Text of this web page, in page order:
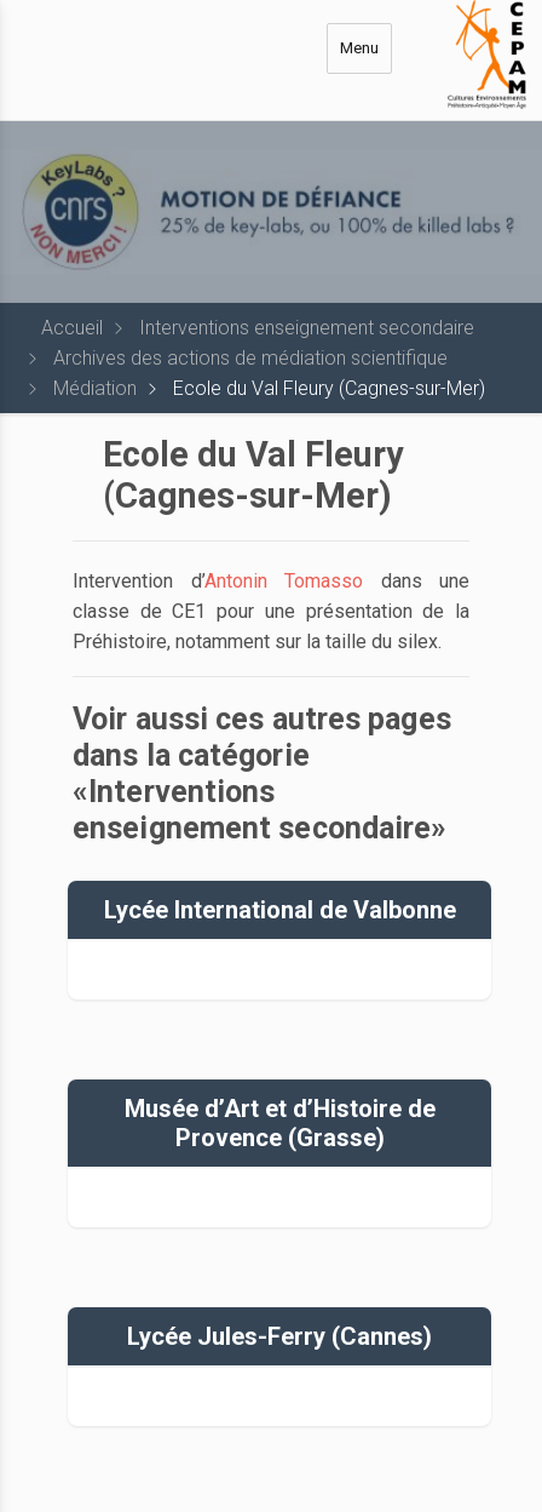
Menu
Accueil
Interventions enseignement secondaire
Archives des actions de médiation scientifique
Médiation
Ecole du Val Fleury (Cagnes-sur-Mer)
Ecole du Val Fleury
(Cagnes-sur-Mer)
Intervention d’Antonin Tomasso dans une
classe de CE1 pour une présentation de la
Préhistoire, notamment sur la taille du silex.
Voir aussi ces autres pages
dans la catégorie
«Interventions
enseignement secondaire»
Lycée International de Valbonne
Musée d’Art et d’Histoire de
Provence (Grasse)
Lycée Jules-Ferry (Cannes)